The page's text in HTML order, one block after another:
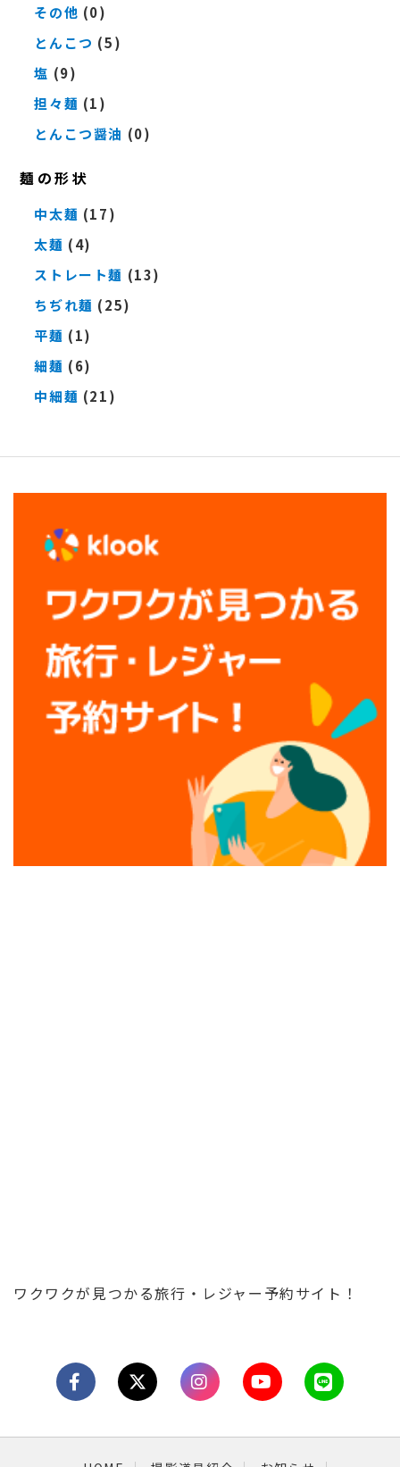
その他 (0)
とんこつ (5)
塩 (9)
担々麺 (1)
とんこつ醤油 (0)
麺の形状
中太麺 (17)
太麺 (4)
ストレート麺 (13)
ちぢれ麺 (25)
平麺 (1)
細麺 (6)
中細麺 (21)
ワクワクが見つかる旅行・レジャー予約サイト！